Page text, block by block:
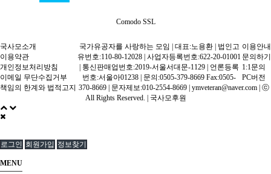
Comodo SSL
국사모소개
이용약관
개인정보처리방침
이메일 무단수집거부
책임의 한계와 법적고지
이용안내
문의하기
1:1문의
PC버전
국가유공자를 사랑하는 모임 | 대표:노용환 | 법인고
유번호:110-80-12028 | 사업자등록번호:622-20-01001
| 통신판매업번호:2019-서울서대문-1129 | 언론등록
번호:서울아01238 | 문의:0505-379-8669 Fax:0505-
370-8669 | 문자제보:010-2554-8669 | ymveteran@naver.com | ⓒ
All Rights Reserved. | 국사모후원
로그인 회원가입 정보찾기
MENU